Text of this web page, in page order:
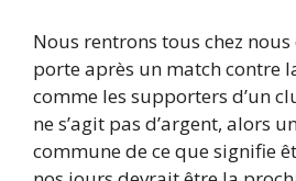
Nous rentrons tous chez
porte après un match contre
comme les supporters d’un
ne s’agit pas d’argent, alors
commune de ce que signifie